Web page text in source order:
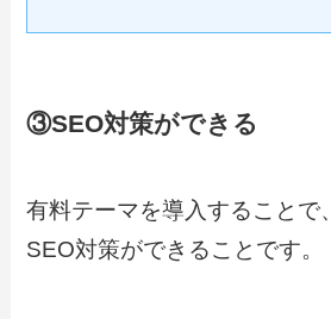
③SEO対策ができる
有料テーマを導入することで
SEO対策ができることです。